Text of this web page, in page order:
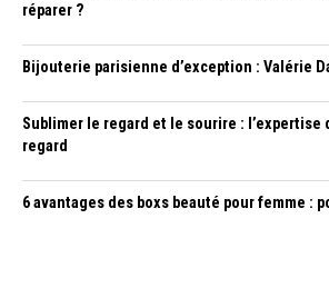
réparer ?
Bijouterie parisienne d’exception : Valérie
Sublimer le regard et le sourire : l’expertise
regard
6 avantages des boxs beauté pour femme :